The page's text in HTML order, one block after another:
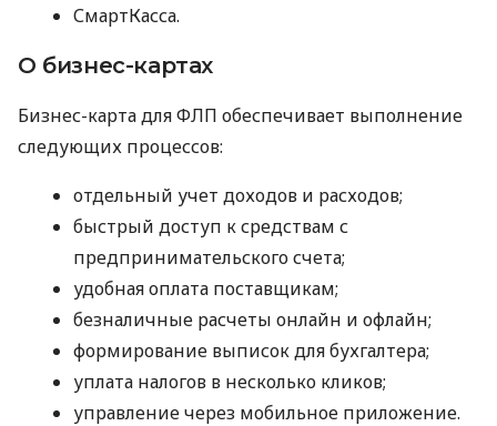
СмартКасса.
О бизнес-картах
Бизнес-карта для ФЛП обеспечивает выполнение
следующих процессов:
отдельный учет доходов и расходов;
быстрый доступ к средствам с
предпринимательского счета;
удобная оплата поставщикам;
безналичные расчеты онлайн и офлайн;
формирование выписок для бухгалтера;
уплата налогов в несколько кликов;
управление через мобильное приложение.